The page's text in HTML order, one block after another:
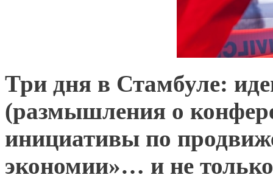
Три дня в Стамбуле:
(размышления о
инициативы по
экономии»… и не